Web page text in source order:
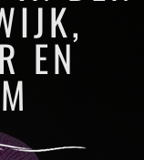
EN